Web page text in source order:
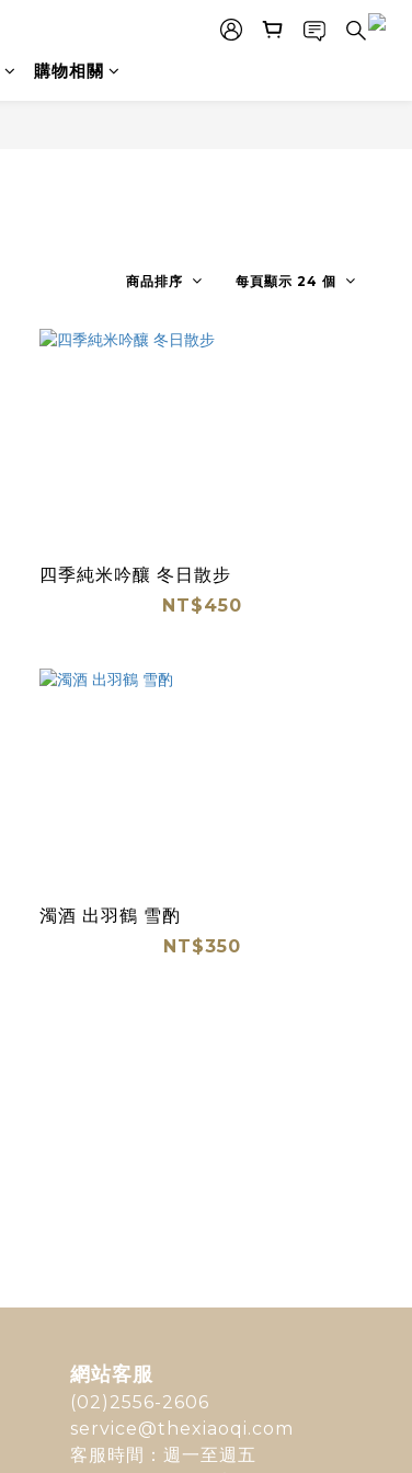
購物相關
商品排序 每頁顯示 24 個
四季純米吟釀 冬日散步
NT$450
濁酒 出羽鶴 雪酌
NT$350
網站客服
(02)2556-2606
service@thexiaoqi.com
客服時間：週一至週五